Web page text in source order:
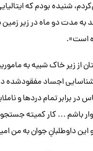
شنیده بودم که
به مدت دو ماه در زیر زمین
است».
از زیر خاک شبیه به
اجساد مفقودشده
در برابر تمام دردها و
باشم … کار کمیته
این داوطلبانِ جوان به